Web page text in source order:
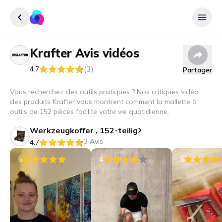
Enregister
Se connecter
Krafter Avis vidéos
4.7 (3) Partager
Vous recherchez des outils pratiques ? Nos critiques vidéo
des produits Krafter vous montrent comment la mallette à
outils de 152 pièces facilite votre vie quotidienne.
Werkzeugkoffer , 152-teilig
4.7
3 Avis
5
4 5